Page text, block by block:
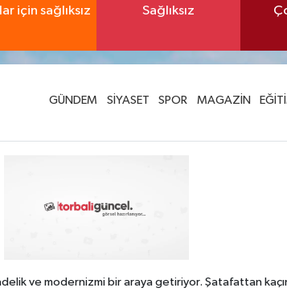
için sağlıksız Sağlıksız
GÜNDEM SİYASET SPOR MAGAZİN
ve modernizmi bir araya getiriyor. Şatafattan